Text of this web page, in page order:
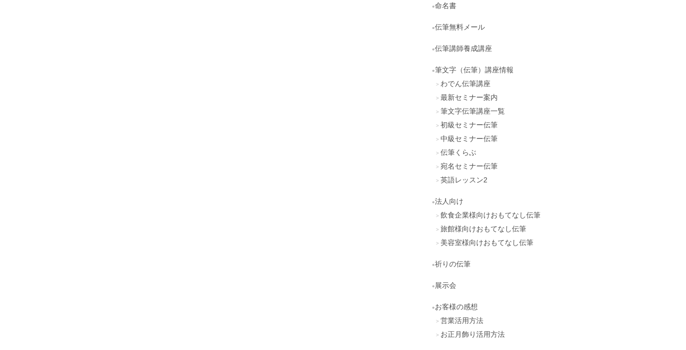
命名書
伝筆無料メール
伝筆講師養成講座
筆文字（伝筆）講座情報
わでん伝筆講座
最新セミナー案内
筆文字伝筆講座一覧
初級セミナー伝筆
中級セミナー伝筆
伝筆くらぶ
宛名セミナー伝筆
英語レッスン2
法人向け
飲食企業様向けおもてなし伝筆
旅館様向けおもてなし伝筆
美容室様向けおもてなし伝筆
祈りの伝筆
展示会
お客様の感想
営業活用方法
お正月飾り活用方法